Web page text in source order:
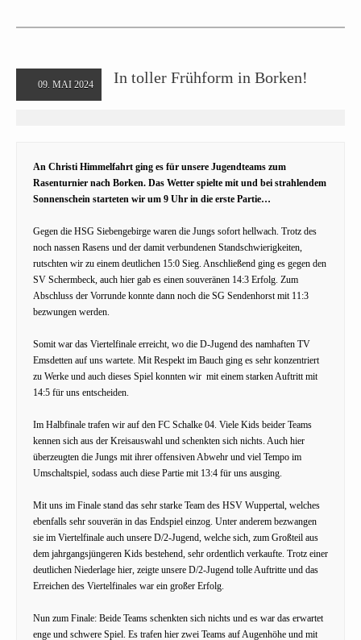
09. MAI 2024 In toller Frühform in Borken!
An Christi Himmelfahrt ging es für unsere Jugendteams zum
Rasenturnier nach Borken. Das Wetter spielte mit und bei strahlendem
Sonnenschein starteten wir um 9 Uhr in die erste Partie…
Gegen die HSG Siebengebirge waren die Jungs sofort hellwach. Trotz des
noch nassen Rasens und der damit verbundenen Standschwierigkeiten,
rutschten wir zu einem deutlichen 15:0 Sieg. Anschließend ging es gegen den
SV Schermbeck, auch hier gab es einen souveränen 14:3 Erfolg. Zum
Abschluss der Vorrunde konnte dann noch die SG Sendenhorst mit 11:3
bezwungen werden.
Somit war das Viertelfinale erreicht, wo die D-Jugend des namhaften TV
Emsdetten auf uns wartete. Mit Respekt im Bauch ging es sehr konzentriert
zu Werke und auch dieses Spiel konnten wir mit einem starken Auftritt mit
14:5 für uns entscheiden.
Im Halbfinale trafen wir auf den FC Schalke 04. Viele Kids beider Teams
kennen sich aus der Kreisauswahl und schenkten sich nichts. Auch hier
überzeugten die Jungs mit ihrer offensiven Abwehr und viel Tempo im
Umschaltspiel, sodass auch diese Partie mit 13:4 für uns ausging.
Mit uns im Finale stand das sehr starke Team des HSV Wuppertal, welches
ebenfalls sehr souverän in das Endspiel einzog. Unter anderem bezwangen
sie im Viertelfinale auch unsere D/2-Jugend, welche sich, zum Großteil aus
dem jahrgangsjüngeren Kids bestehend, sehr ordentlich verkaufte. Trotz einer
deutlichen Niederlage hier, zeigte unsere D/2-Jugend tolle Auftritte und das
Erreichen des Viertelfinales war ein großer Erfolg.
Nun zum Finale: Beide Teams schenkten sich nichts und es war das erwartet
enge und schwere Spiel. Es trafen hier zwei Teams auf Augenhöhe und mit